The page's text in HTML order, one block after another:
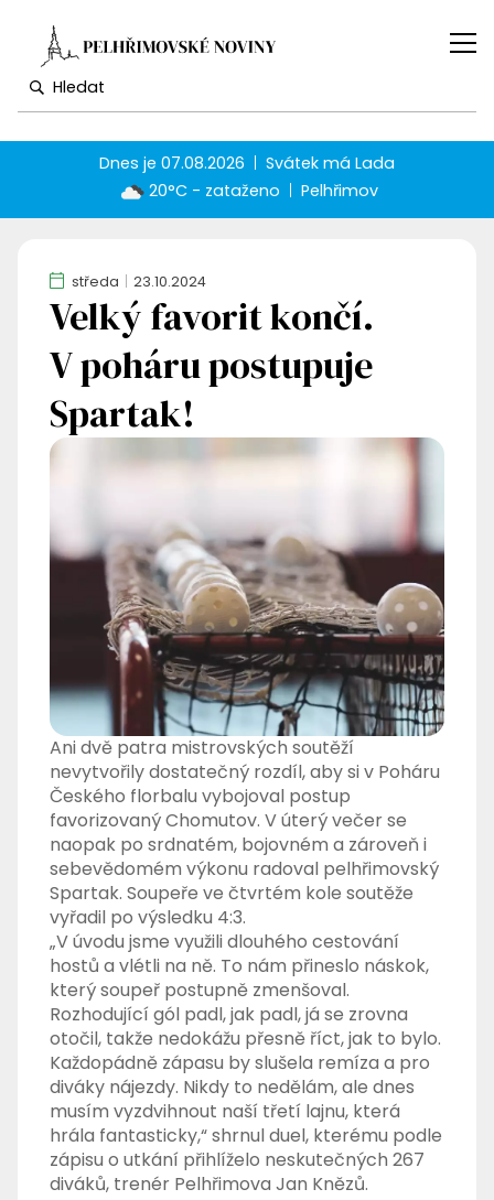
Dnes je07.08.2026 Svátek má Lada
20°C - zataženo
Pelhřimov
středa 23.10.2024
Velký favorit končí.
V poháru postupuje
Spartak!
Ani dvě patra mistrovských soutěží
nevytvořily dostatečný rozdíl, aby si v Poháru
Českého florbalu vybojoval postup
favorizovaný Chomutov. V úterý večer se
naopak po srdnatém, bojovném a zároveň i
sebevědomém výkonu radoval pelhřimovský
Spartak. Soupeře ve čtvrtém kole soutěže
vyřadil po výsledku 4:3.
„V úvodu jsme využili dlouhého cestování
hostů a vlétli na ně. To nám přineslo náskok,
který soupeř postupně zmenšoval.
Rozhodující gól padl, jak padl, já se zrovna
otočil, takže nedokážu přesně říct, jak to bylo.
Každopádně zápasu by slušela remíza a pro
diváky nájezdy. Nikdy to nedělám, ale dnes
musím vyzdvihnout naší třetí lajnu, která
hrála fantasticky,“ shrnul duel, kterému podle
zápisu o utkání přihlíželo neskutečných 267
diváků, trenér Pelhřimova Jan Knězů.